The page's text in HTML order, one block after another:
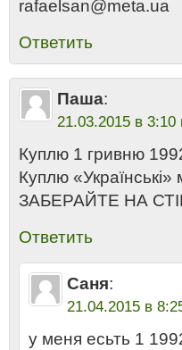
rafaelsan@meta.ua
Ответить
Паша:
21.03.2015 в 3:10
Куплю 1 гривню
Куплю «Українські»
ЗАБЕРАЙТЕ НА
Ответить
Саня:
21.04.2015 в
у меня есьть 1